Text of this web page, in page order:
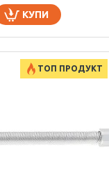
КУПИ
ТОП ПРОДУКТ